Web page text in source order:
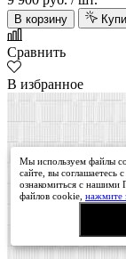
В корзину
Сравнить
В избранное
Мы используем файлы
сайте, вы соглашаетесь
ознакомиться с нашими
файлов cookie,нажмите